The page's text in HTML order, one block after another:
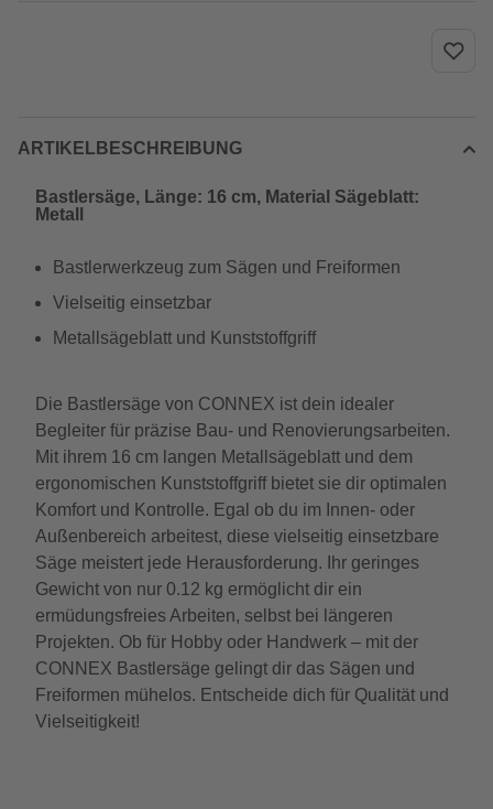
ARTIKELBESCHREIBUNG
Bastlersäge, Länge: 16 cm, Material Sägeblatt:
Metall
Bastlerwerkzeug zum Sägen und Freiformen
Vielseitig einsetzbar
Metallsägeblatt und Kunststoffgriff
Die Bastlersäge von CONNEX ist dein idealer
Begleiter für präzise Bau- und Renovierungsarbeiten.
Mit ihrem 16 cm langen Metallsägeblatt und dem
ergonomischen Kunststoffgriff bietet sie dir optimalen
Komfort und Kontrolle. Egal ob du im Innen- oder
Außenbereich arbeitest, diese vielseitig einsetzbare
Säge meistert jede Herausforderung. Ihr geringes
Gewicht von nur 0.12 kg ermöglicht dir ein
ermüdungsfreies Arbeiten, selbst bei längeren
Projekten. Ob für Hobby oder Handwerk – mit der
CONNEX Bastlersäge gelingt dir das Sägen und
Freiformen mühelos. Entscheide dich für Qualität und
Vielseitigkeit!